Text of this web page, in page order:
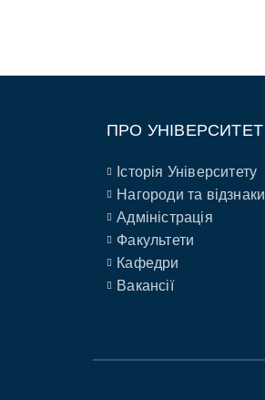
ПРО УНІВЕРСИТЕТ
Історія Університету
Нагороди та відзнаки
Адміністрація
Факультети
Кафедри
Вакансії